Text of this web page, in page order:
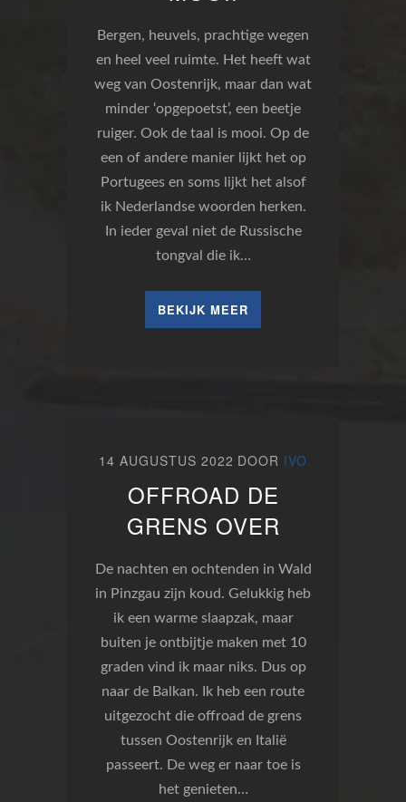
Bergen, heuvels, prachtige wegen
en heel veel ruimte. Het heeft wat
weg van Oostenrijk, maar dan wat
minder ‘opgepoetst’, een beetje
ruiger. Ook de taal is mooi. Op de
een of andere manier lijkt het op
Portugees en soms lijkt het alsof
ik Nederlandse woorden herken.
In ieder geval niet de Russische
tongval die ik…
BEKIJK MEER
14 AUGUSTUS 2022 DOOR IVO
OFFROAD DE
GRENS OVER
De nachten en ochtenden in Wald
in Pinzgau zijn koud. Gelukkig heb
ik een warme slaapzak, maar
buiten je ontbijtje maken met 10
graden vind ik maar niks. Dus op
naar de Balkan. Ik heb een route
uitgezocht die offroad de grens
tussen Oostenrijk en Italië
passeert. De weg er naar toe is
het genieten…